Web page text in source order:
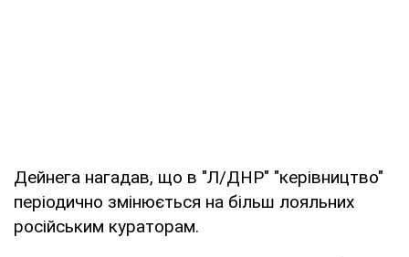
Дейнега нагадав, що в "Л/ДНР" "керівництво"
періодично змінюється на більш лояльних
російським кураторам.